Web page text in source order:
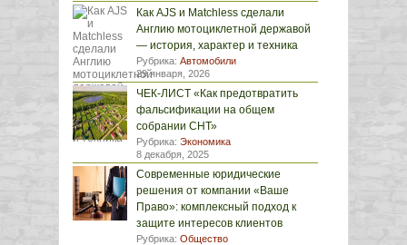
Как AJS и Matchless сделали
Англию мотоциклетной державой
— история, характер и техника
Рубрика: Автомобили
29 января, 2026
ЧЕК-ЛИСТ «Как предотвратить
фальсификации на общем
собрании СНТ»
Рубрика: Экономика
8 декабря, 2025
Современные юридические
решения от компании «Ваше
Право»: комплексный подход к
защите интересов клиентов
Рубрика: Общество